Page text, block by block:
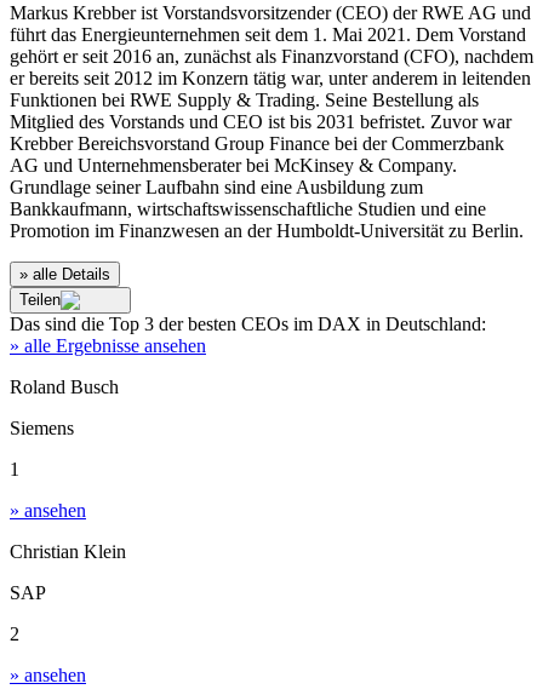
Markus Krebber ist Vorstandsvorsitzender (CEO) der RWE AG und
führt das Energieunternehmen seit dem 1. Mai 2021. Dem Vorstand
gehört er seit 2016 an, zunächst als Finanzvorstand (CFO), nachdem
er bereits seit 2012 im Konzern tätig war, unter anderem in leitenden
Funktionen bei RWE Supply & Trading. Seine Bestellung als
Mitglied des Vorstands und CEO ist bis 2031 befristet. Zuvor war
Krebber Bereichsvorstand Group Finance bei der Commerzbank
AG und Unternehmensberater bei McKinsey & Company.
Grundlage seiner Laufbahn sind eine Ausbildung zum
Bankkaufmann, wirtschaftswissenschaftliche Studien und eine
Promotion im Finanzwesen an der Humboldt‑Universität zu Berlin.
» alle Details
Teilen
Das sind die Top 3 der besten CEOs im DAX in Deutschland:
» alle Ergebnisse ansehen
Roland Busch
Siemens
1
» ansehen
Christian Klein
SAP
2
» ansehen